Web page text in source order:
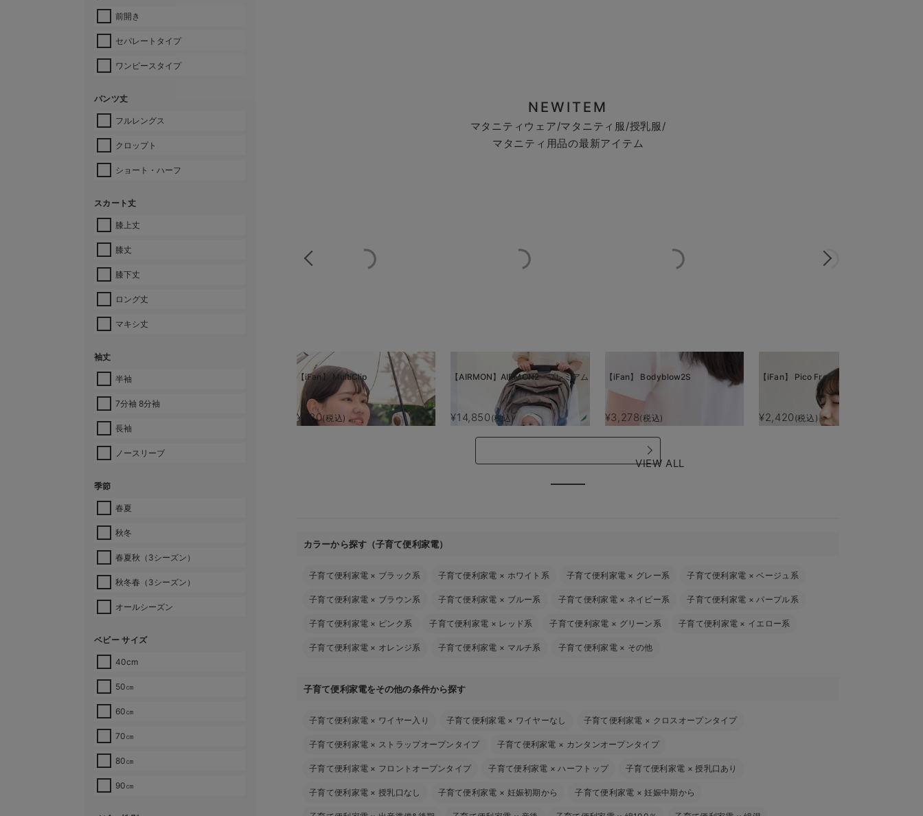
前開き
セパレートタイプ
ワンピースタイプ
パンツ丈
フルレングス
クロップト
ショート・ハーフ
スカート丈
膝上丈
膝丈
膝下丈
ロング丈
マキシ丈
袖丈
半袖
7分袖 8分袖
長袖
ノースリーブ
季節
春夏
秋冬
春夏秋（3シーズン）
秋冬春（3シーズン）
オールシーズン
ベビー サイズ
40cm
50㎝
60㎝
70㎝
80㎝
90㎝
NEWITEM
マタニティウェア/マタニティ服/授乳服/
マタニティ用品の最新アイテム
【iFan】 MultiClip
¥880(税込)
【AIRMON】AIRMON2 プレミアム
¥14,850 (税込)
【iFan】 Bodyblow2S
¥3,278(税込)
【iFan】 Pico Freeze
¥2,420 (税込)
VIEW ALL
カラーから探す（子育て便利家電）
子育て便利家電 × ブラック系 子育て便利家電 × ホワイト系 子育て便利家電 × グレー系 子育て便利家電 ×ベージュ系
子育て便利家電 × ブラウン系 子育て便利家電 × ブルー系 子育て便利家電 × ネイビー系 子育て便利家電 × パープル系
子育て便利家電 × ピンク系 子育て便利家電 × レッド系 子育て便利家電 × グリーン系 子育て便利家電 × イエロー系
子育て便利家電 × オレンジ系 子育て便利家電 × マルチ系 子育て便利家電 × その他
子育て便利家電をその他の条件から探す
子育て便利家電 × ワイヤー入り 子育て便利家電 × ワイヤーなし 子育て便利家電 × クロスオープンタイプ
子育て便利家電 × ストラップオープンタイプ 子育て便利家電 × カンタンオープンタイプ
子育て便利家電 × フロントオープンタイプ 子育て便利家電 × ハーフトップ 子育て便利家電 ×授乳口あり
子育て便利家電 ×授乳口なし 子育て便利家電 × 妊娠初期から 子育て便利家電 ×妊娠中期から